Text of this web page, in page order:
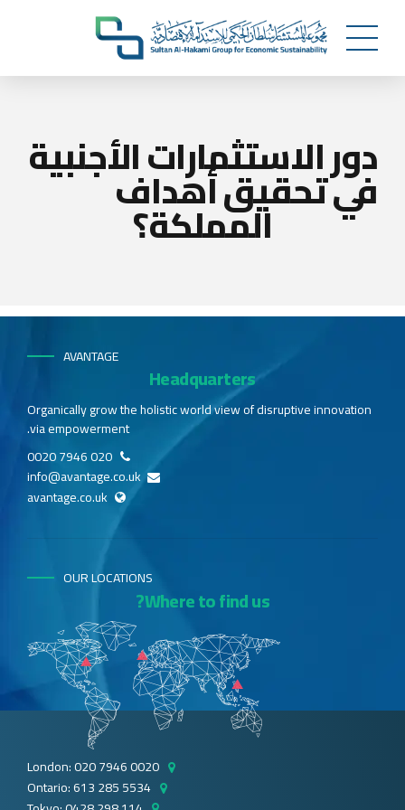
دور الاستثمارات الأجنبية
في تحقيق أهداف
المملكة؟
AVANTAGE
Headquarters
Organically grow the holistic world view of disruptive innovation
via empowerment.
020 7946 0020
info@avantage.co.uk
avantage.co.uk
OUR LOCATIONS
Where to find us?
London: 020 7946 0020
Ontario: 613 285 5534